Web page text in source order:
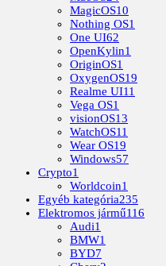
MagicOS10
Nothing OS1
One UI62
OpenKylin1
OriginOS1
OxygenOS19
Realme UI11
Vega OS1
visionOS13
WatchOS11
Wear OS19
Windows57
Crypto1
Worldcoin1
Egyéb kategória235
Elektromos jármű116
Audi1
BMW1
BYD7